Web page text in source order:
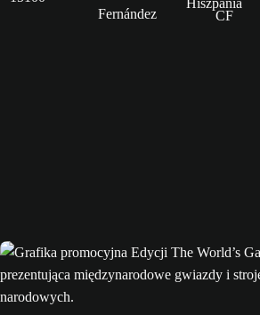
Fernández